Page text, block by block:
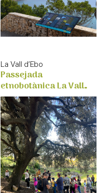
La Vall d’Ebo
Passejada
etnobotànica La Vall
d'Ebo